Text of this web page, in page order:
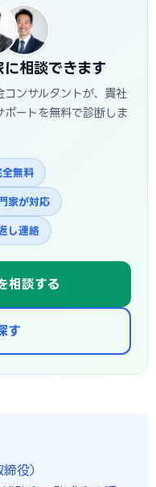
的です。南アルプス市
了する場合があるた
相談できます
ンサルタントが、貴社
ートを無料で診断しま
全無料
家が対応
し連絡
相談する
す
役）